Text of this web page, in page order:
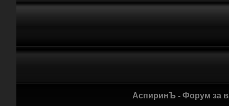
АспиринЪ - Форум за